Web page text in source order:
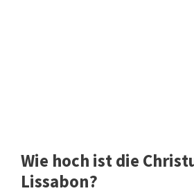
Wie hoch ist die
Lissabon?